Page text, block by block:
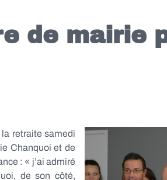
de mairie
retraite samedi
Chanquoi et de
: « j’ai admiré
de son côté,